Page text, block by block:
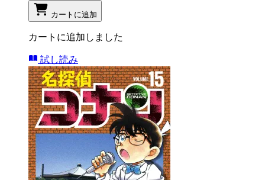
カートに追加
カートに追加しました
試し読み